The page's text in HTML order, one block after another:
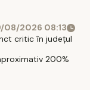
08/2026 08:13
critic în județul
200%